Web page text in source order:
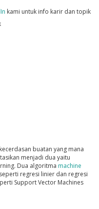
kami untuk info karir dan topik
buatan yang mana
menjadi dua yaitu
Dua algoritma machine
regresi linier dan regresi
Support Vector Machines